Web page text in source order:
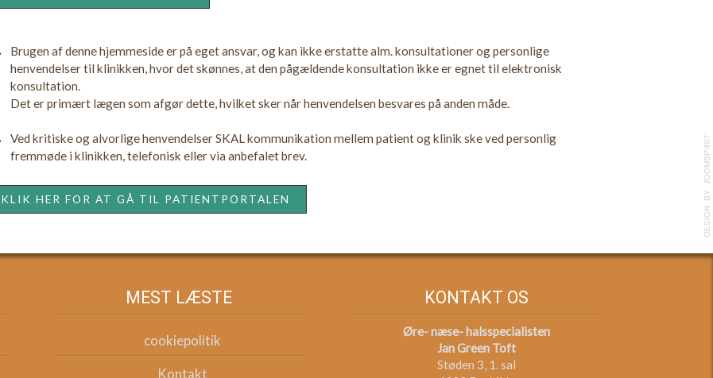
Brugen af denne hjemmeside er på eget ansvar, og kan ikke erstatte alm. konsultationer og personlige
henvendelser til klinikken, hvor det skønnes, at den pågældende konsultation ikke er egnet til elektronisk
konsultation.
Det er primært lægen som afgør dette, hvilket sker når henvendelsen besvares på anden måde.
Ved kritiske og alvorlige henvendelser SKAL kommunikation mellem patient og klinik ske ved personlig
fremmøde i klinikken, telefonisk eller via anbefalet brev.
KLIK HER FOR AT GÅ TIL PATIENTPORTALEN
MEST LÆSTE
cookiepolitik
Kontakt
KONTAKT OS
Øre- næse- halsspecialisten
Jan Green Toft
Støden 3, 1. sal